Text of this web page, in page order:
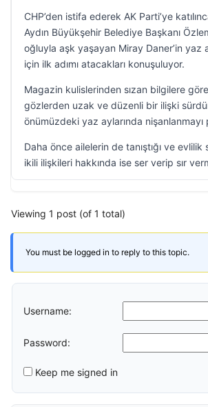
CHP’den istifa ederek AK Parti’ye
Aydın Büyükşehir Belediye Başkanı
oğluyla aşk yaşayan Miray Daner’in yaz
için ilk adımı atacakları konuşuluyor.
Magazin kulislerinden sızan bilgilere
gözlerden uzak ve düzenli bir ilişki
önümüzdeki yaz aylarında nişanlanmayı
Daha önce ailelerin de tanıştığı ve evlilik
ikili ilişkileri hakkında ise ser verip sır
Viewing 1 post (of 1 total)
You must be logged in to reply to this topic.
Username:
Password:
Keep me signed in